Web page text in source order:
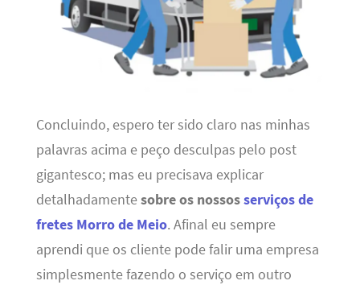
Concluindo, espero ter sido claro nas minhas
palavras acima e peço desculpas pelo post
gigantesco; mas eu precisava explicar
detalhadamentesobre os nossosserviços de
fretes Morro de Meio. Afinal eu sempre
aprendi que os cliente pode falir uma empresa
simplesmente fazendo o serviço em outro